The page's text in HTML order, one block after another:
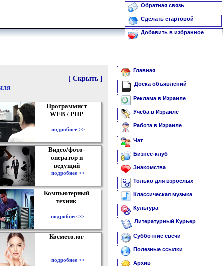
Обратная связь
Сделать стартовой
Добавить в избранное
[ Скрыть ]
Программист
WEB / PHP
подробнее >>
Видео/фото-
оператор и
ведущий
подробнее >>
Компьютерный
техник
подробнее >>
Косметолог
подробнее >>
Главная
Доска объявлений
Реклама в Израиле
Учеба в Израиле
Работа в Израиле
Чат
Бизнес-клуб
Знакомства
Только для взрослых
Классическая музыка
Культура
Литературный Курьер
Субботние свечи
Полезные ссылки
Архив